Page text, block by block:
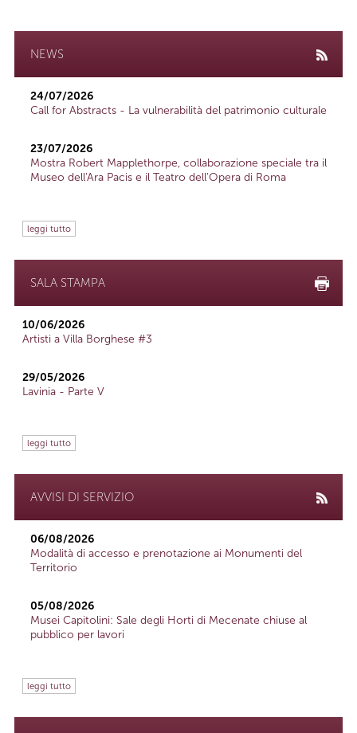
NEWS
24/07/2026
Call for Abstracts - La vulnerabilità del patrimonio culturale
23/07/2026
Mostra Robert Mapplethorpe, collaborazione speciale tra il
Museo dell'Ara Pacis e il Teatro dell'Opera di Roma
leggi tutto
SALA STAMPA
10/06/2026
Artisti a Villa Borghese #3
29/05/2026
Lavinia - Parte V
leggi tutto
AVVISI DI SERVIZIO
06/08/2026
Modalità di accesso e prenotazione ai Monumenti del
Territorio
05/08/2026
Musei Capitolini: Sale degli Horti di Mecenate chiuse al
pubblico per lavori
leggi tutto